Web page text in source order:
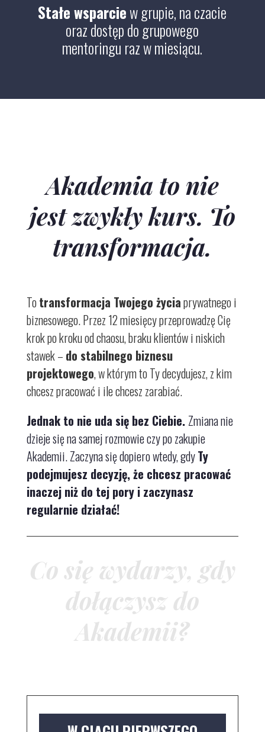
Stałe wsparciew grupie, na czacie
oraz dostęp do grupowego
mentoringu raz w miesiącu.
Akademia to nie
jest zwykły kurs. To
transformacja.
Totransformacja Twojego życiaprywatnego i
biznesowego.Przez 12 miesięcy przeprowadzę Cię
krok po kroku od chaosu, braku klientów i niskich
stawek– do stabilnego biznesu
projektowego, w którym to Ty decydujesz, z kim
chcesz pracować i ile chcesz zarabiać.
Jednak to nie uda się bez Ciebie. Zmiana nie
dzieje się na samej rozmowie czy po zakupie
Akademii. Zaczyna się dopiero wtedy, gdyTy
podejmujesz decyzję, że chcesz pracować
inaczej niż do tej pory i zaczynasz
regularnie działać!
Co się wydarzy, gdy
dołączysz do
Akademii?